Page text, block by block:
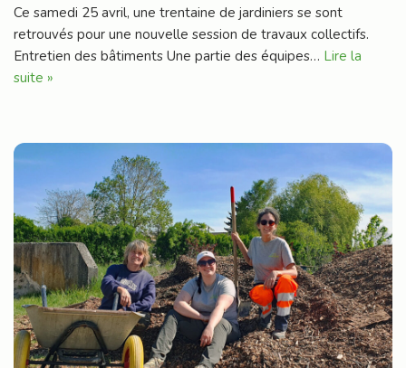
Ce samedi 25 avril, une trentaine de jardiniers se sont
retrouvés pour une nouvelle session de travaux collectifs.
Entretien des bâtiments Une partie des équipes… Lire la
suite »